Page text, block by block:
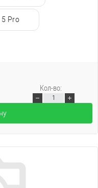
Pro
Кол-во: